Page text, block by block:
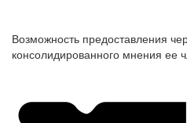
Возможность предоставления
консолидированного мнения ее